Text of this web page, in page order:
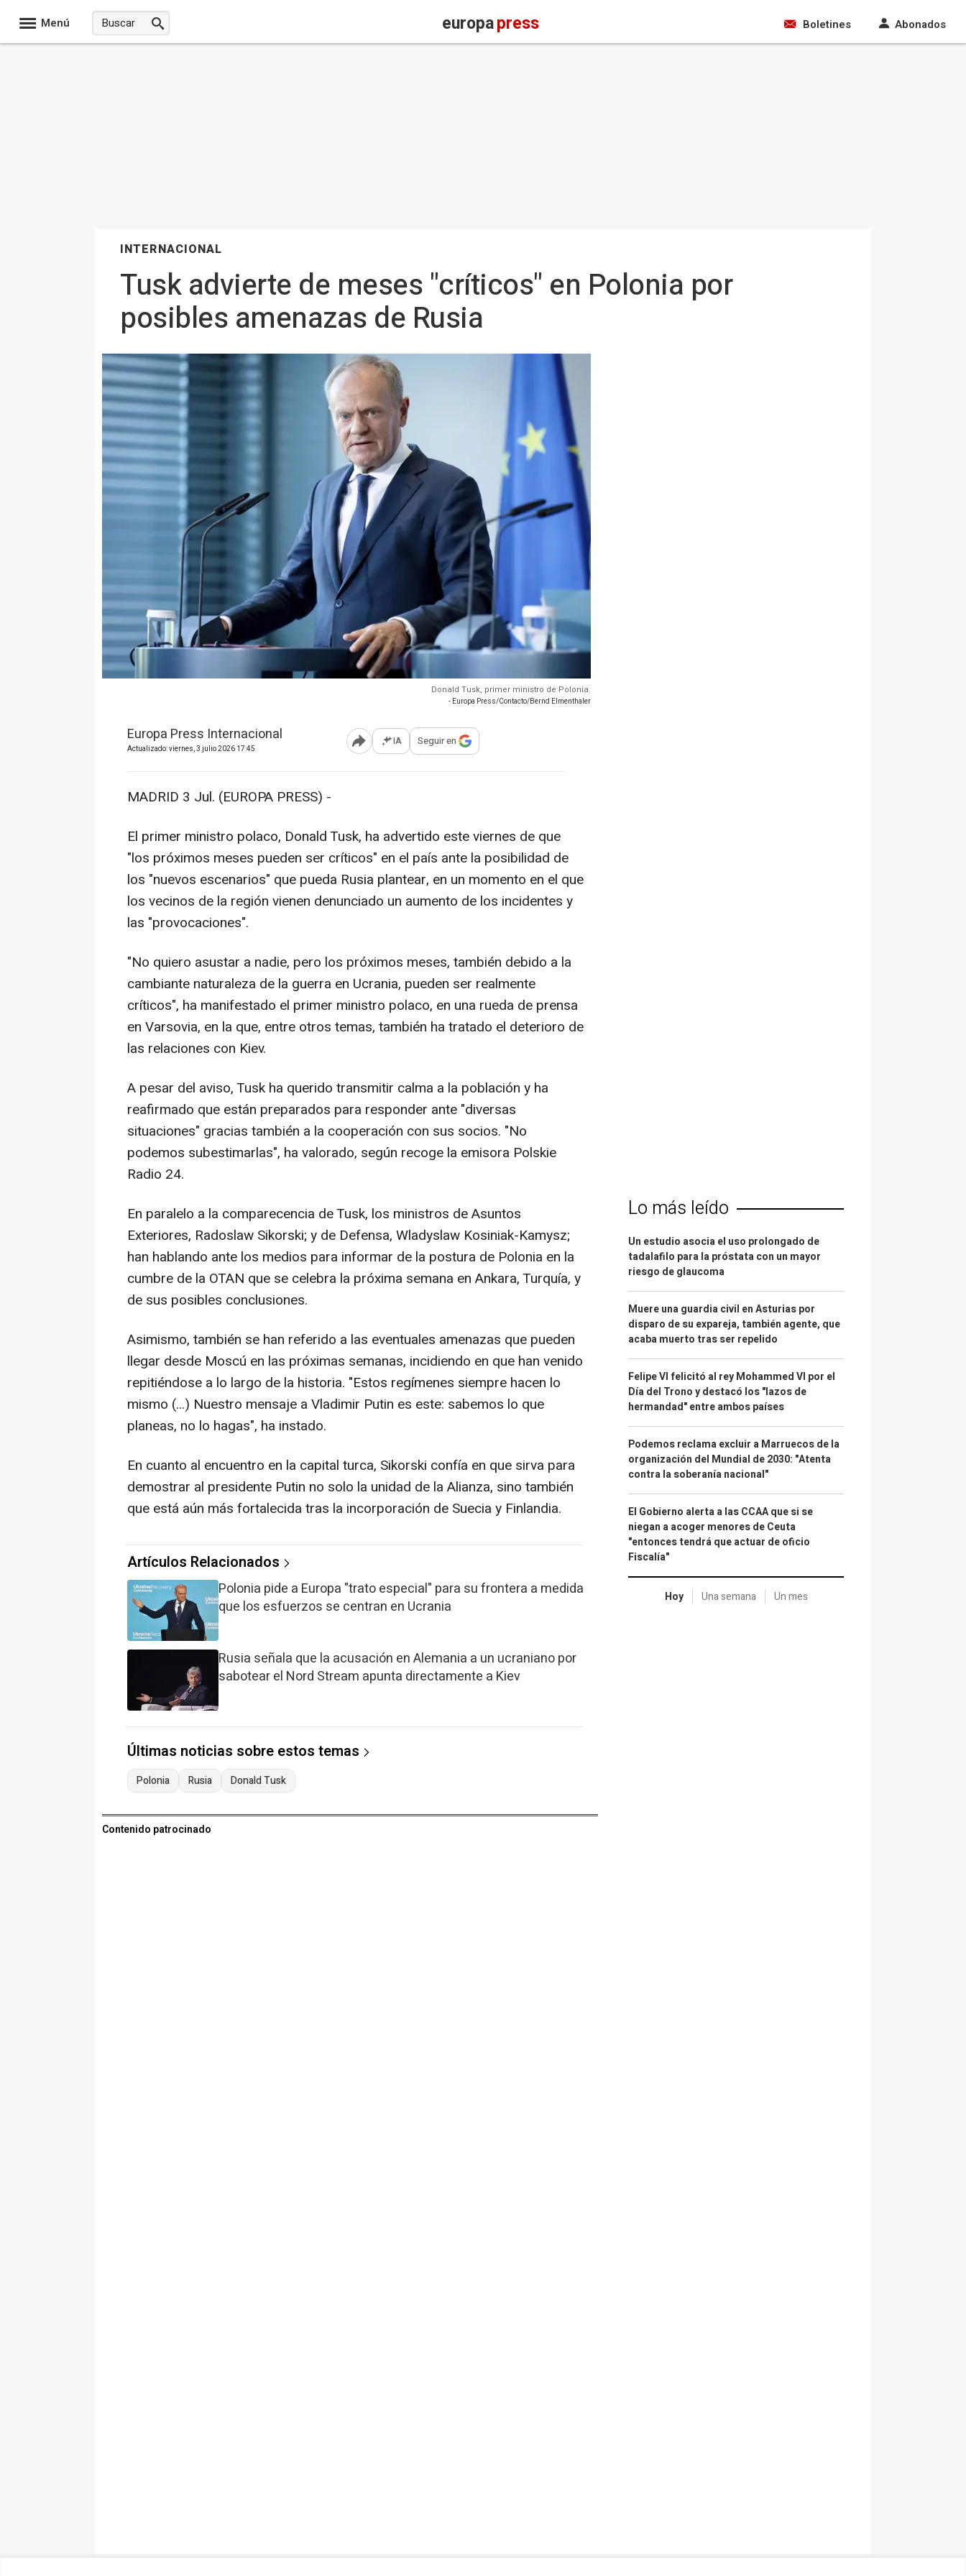
Menú europapress Boletines Abonados
INTERNACIONAL
Tusk advierte de meses "críticos" en Polonia por
posibles amenazas de Rusia
Donald Tusk, primer ministro de Polonia.
- Europa Press/Contacto/Bernd Elmenthaler
Europa Press Internacional
Actualizado: viernes, 3 julio 2026 17:45 Abrir opciones para compartir
IA Seguir en
MADRID 3 Jul. (EUROPA PRESS) -
El primer ministro polaco, Donald Tusk, ha advertido este viernes de que
"los próximos meses pueden ser críticos" en el país ante la posibilidad de
los "nuevos escenarios" que pueda Rusia plantear, en un momento en el que
los vecinos de la región vienen denunciado un aumento de los incidentes y
las "provocaciones".
"No quiero asustar a nadie, pero los próximos meses, también debido a la
cambiante naturaleza de la guerra en Ucrania, pueden ser realmente
críticos", ha manifestado el primer ministro polaco, en una rueda de prensa
en Varsovia, en la que, entre otros temas, también ha tratado el deterioro de
las relaciones con Kiev.
A pesar del aviso, Tusk ha querido transmitir calma a la población y ha
reafirmado que están preparados para responder ante "diversas
situaciones" gracias también a la cooperación con sus socios. "No
podemos subestimarlas", ha valorado, según recoge la emisora Polskie
Radio 24.
En paralelo a la comparecencia de Tusk, los ministros de Asuntos
Exteriores, Radoslaw Sikorski; y de Defensa, Wladyslaw Kosiniak-Kamysz;
han hablando ante los medios para informar de la postura de Polonia en la
cumbre de la OTAN que se celebra la próxima semana en Ankara, Turquía, y
de sus posibles conclusiones.
Asimismo, también se han referido a las eventuales amenazas que pueden
llegar desde Moscú en las próximas semanas, incidiendo en que han venido
repitiéndose a lo largo de la historia. "Estos regímenes siempre hacen lo
mismo (...) Nuestro mensaje a Vladimir Putin es este: sabemos lo que
planeas, no lo hagas", ha instado.
En cuanto al encuentro en la capital turca, Sikorski confía en que sirva para
demostrar al presidente Putin no solo la unidad de la Alianza, sino también
que está aún más fortalecida tras la incorporación de Suecia y Finlandia.
Artículos Relacionados
Polonia pide a Europa "trato especial" para su frontera a medida
que los esfuerzos se centran en Ucrania
Rusia señala que la acusación en Alemania a un ucraniano por
sabotear el Nord Stream apunta directamente a Kiev
Últimas noticias sobre estos temas
Polonia Rusia Donald Tusk
Contenido patrocinado
Lo más leído
Un estudio asocia el uso prolongado de
tadalafilo para la próstata con un mayor
riesgo de glaucoma
Muere una guardia civil en Asturias por
disparo de su expareja, también agente, que
acaba muerto tras ser repelido
Felipe VI felicitó al rey Mohammed VI por el
Día del Trono y destacó los "lazos de
hermandad" entre ambos países
Podemos reclama excluir a Marruecos de la
organización del Mundial de 2030: "Atenta
contra la soberanía nacional"
El Gobierno alerta a las CCAA que si se
niegan a acoger menores de Ceuta
"entonces tendrá que actuar de oficio
Fiscalía"
Hoy Una semana Un mes